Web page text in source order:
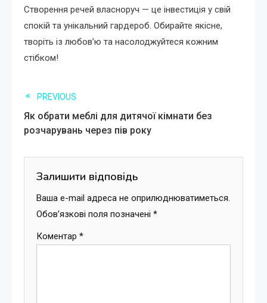
Створення речей власноруч — це інвестиція у свій
спокій та унікальний гардероб. Обирайте якісне,
творіть із любов’ю та насолоджуйтеся кожним
стібком!
Read
more
articles
PREVIOUS
Як обрати меблі для дитячої кімнати без
розчарувань через пів року
Залишити відповідь
Ваша e-mail адреса не оприлюднюватиметься.
Обов’язкові поля позначені *
Коментар *